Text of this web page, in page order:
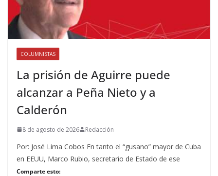
COLUMNISTAS
La prisión de Aguirre puede
alcanzar a Peña Nieto y a
Calderón
8 de agosto de 2026 Redacción
Por: José Lima Cobos En tanto el “gusano” mayor de Cuba
en EEUU, Marco Rubio, secretario de Estado de ese
Comparte esto: